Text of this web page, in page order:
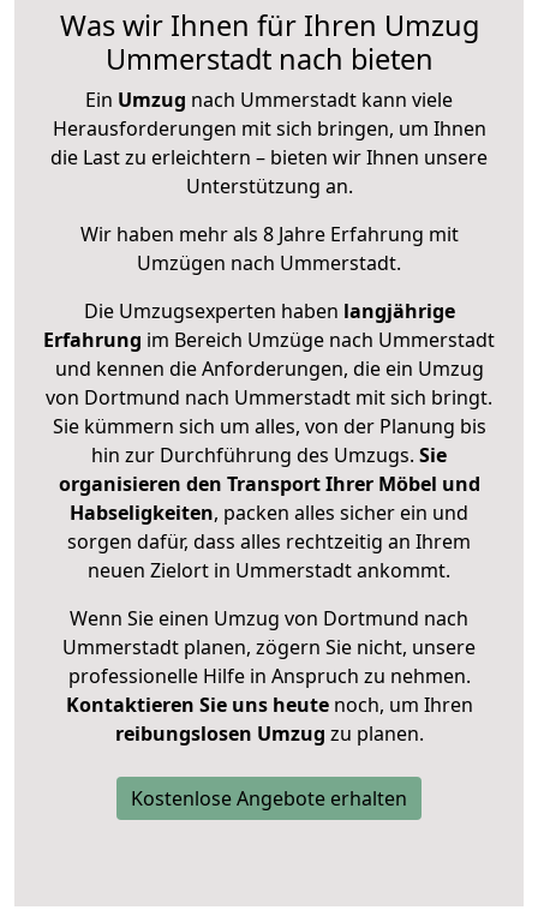
Was wir Ihnen für Ihren Umzug
Ummerstadt nach bieten
Ein Umzug nach Ummerstadt kann viele
Herausforderungen mit sich bringen, um Ihnen
die Last zu erleichtern – bieten wir Ihnen unsere
Unterstützung an.
Wir haben mehr als 8 Jahre Erfahrung mit
Umzügen nach Ummerstadt.
Die Umzugsexperten haben langjährige
Erfahrung im Bereich Umzüge nach Ummerstadt
und kennen die Anforderungen, die ein Umzug
von Dortmund nach Ummerstadt mit sich bringt.
Sie kümmern sich um alles, von der Planung bis
hin zur Durchführung des Umzugs. Sie
organisieren den Transport Ihrer Möbel und
Habseligkeiten, packen alles sicher ein und
sorgen dafür, dass alles rechtzeitig an Ihrem
neuen Zielort in Ummerstadt ankommt.
Wenn Sie einen Umzug von Dortmund nach
Ummerstadt planen, zögern Sie nicht, unsere
professionelle Hilfe in Anspruch zu nehmen.
Kontaktieren Sie uns heutenoch, um Ihren
reibungslosen Umzug zu planen.
Kostenlose Angebote erhalten